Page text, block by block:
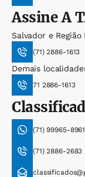
AssineA
Salvador e
(71) 2886-1613
Demais
71 2886-1613
(71) 99965-8961
(71) 2886-